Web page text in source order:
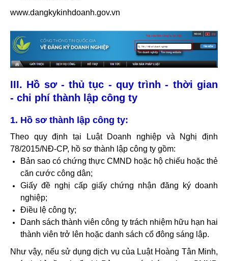
www.dangkykinhdoanh.gov.vn
III. Hồ sơ - thủ tục - quy trình - thời gian
- chi phí thành lập công ty
1. Hồ sơ thành lập công ty:
Theo quy định tại Luật Doanh nghiệp và Nghị định
78/2015/NĐ-CP, hồ sơ thành lập công ty gồm:
Bản sao có chứng thực CMND hoặc hộ chiếu hoặc thẻ
căn cước công dân;
Giấy đề nghị cấp giấy chứng nhận đăng ký doanh
nghiệp;
Điều lệ công ty;
Danh sách thành viên công ty trách nhiệm hữu hạn hai
thành viên trở lên hoặc danh sách cổ đông sáng lập.
Như vậy, nếu sử dụng dịch vụ của Luật Hoàng Tân Minh,